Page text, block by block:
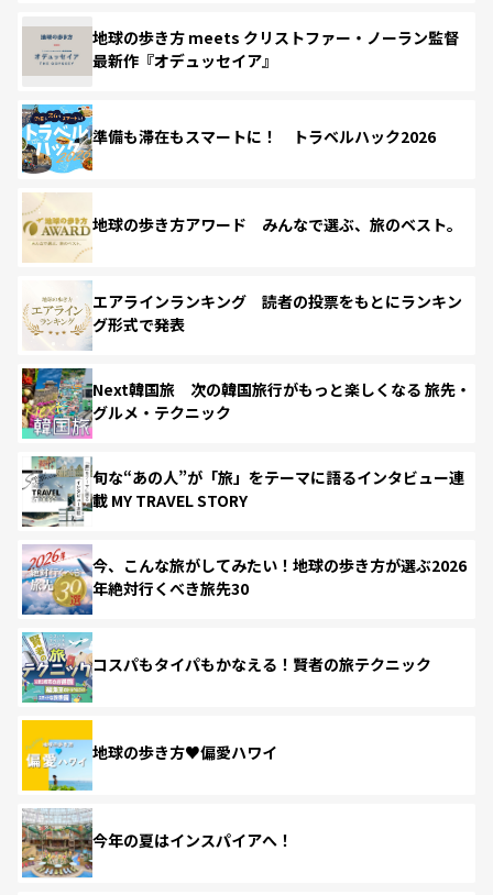
地球の歩き方 meets クリストファー・ノーラン監督
最新作『オデュッセイア』
準備も滞在もスマートに！ トラベルハック2026
地球の歩き方アワード みんなで選ぶ、旅のベスト。
エアラインランキング 読者の投票をもとにランキン
グ形式で発表
Next韓国旅 次の韓国旅行がもっと楽しくなる 旅先・
グルメ・テクニック
旬な“あの人”が「旅」をテーマに語るインタビュー連
載 MY TRAVEL STORY
今、こんな旅がしてみたい！地球の歩き方が選ぶ2026
年絶対行くべき旅先30
コスパもタイパもかなえる！賢者の旅テクニック
地球の歩き方♥偏愛ハワイ
今年の夏はインスパイアへ！